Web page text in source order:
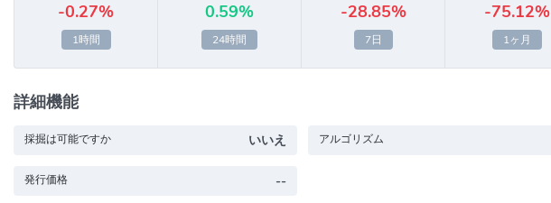
-0.27%
1時間
0.59%
24時間
-28.85%
7日
-75.12%
1ヶ月
詳細機能
採掘は可能ですか いいえ アルゴリズム
発行価格 --